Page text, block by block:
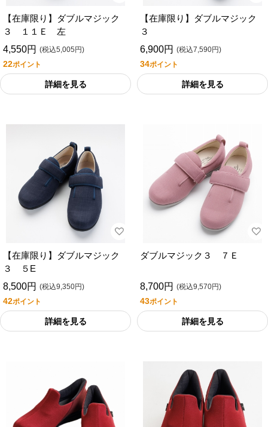
【在庫限り】ダブルマジック
３ １１Ｅ 左
4,550円 (税込5,005円)
22ポイント
詳細を見る
【在庫限り】ダブルマジック
３
6,900円 (税込7,590円)
34ポイント
詳細を見る
【在庫限り】ダブルマジック
３ ５E
8,500円 (税込9,350円)
42ポイント
詳細を見る
ダブルマジック３ ７Ｅ
8,700円 (税込9,570円)
43ポイント
詳細を見る